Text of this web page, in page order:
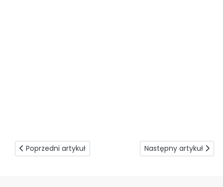
Poprzedni artykuł: Rzeczywistość ferworu pracy
Poprzedni artykuł Następny artykuł:
Następny artykuł